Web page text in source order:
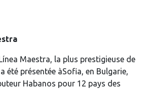
Maestra, la plus prestigieuse de
été présentée àSofia, en Bulgarie,
Habanos pour 12 pays des